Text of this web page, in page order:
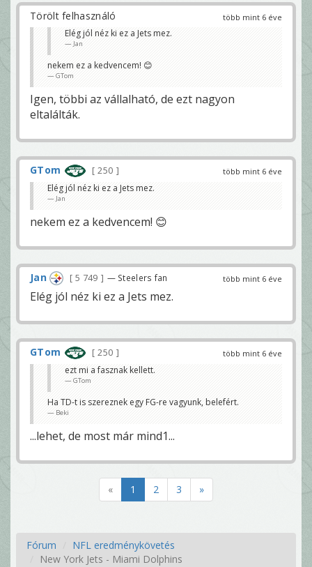
több mint 6 éve
Törölt felhasználó
Elég jól néz ki ez a Jets mez.
Jan
nekem ez a kedvencem! 😊
GTom
Igen, többi az vállalható, de ezt nagyon
eltalálták.
több mint 6 éve
GTom
250
Elég jól néz ki ez a Jets mez.
Jan
nekem ez a kedvencem! 😊
több mint 6 éve
Jan 5 749 — Steelers fan
Elég jól néz ki ez a Jets mez.
több mint 6 éve
GTom
250
ezt mi a fasznak kellett.
GTom
Ha TD-t is szereznek egy FG-re vagyunk, belefért.
Beki
...lehet, de most már mind1...
« 1 2 3 »
Fórum
NFL eredménykövetés
New York Jets - Miami Dolphins